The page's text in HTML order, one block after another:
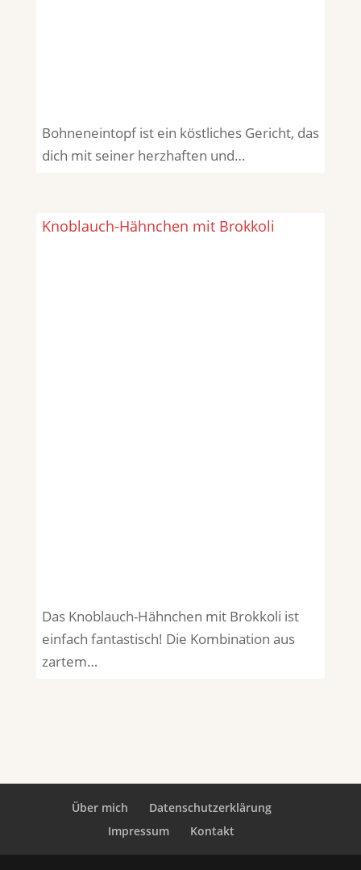
Bohneneintopf ist ein köstliches Gericht, das
dich mit seiner herzhaften und…
Knoblauch-Hähnchen mit Brokkoli
Das Knoblauch-Hähnchen mit Brokkoli ist
einfach fantastisch! Die Kombination aus
zartem…
Über mich
Datenschutzerklärung
Impressum
Kontakt